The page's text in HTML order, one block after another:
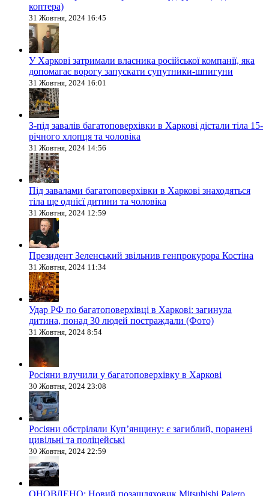
коптера)
31 Жовтня, 2024 16:45
У Харкові затримали власника російської компанії, яка
допомагає ворогу запускати супутники-шпигуни
31 Жовтня, 2024 16:01
З-під завалів багатоповерхівки в Харкові дістали тіла 15-
річного хлопця та чоловіка
31 Жовтня, 2024 14:56
Під завалами багатоповерхівки в Харкові знаходяться
тіла ще однієї дитини та чоловіка
31 Жовтня, 2024 12:59
Президент Зеленський звільнив генпрокурора Костіна
31 Жовтня, 2024 11:34
Удар РФ по багатоповерхівці в Харкові: загинула
дитина, понад 30 людей постраждали (Фото)
31 Жовтня, 2024 8:54
Росіяни влучили у багатоповерхівку в Харкові
30 Жовтня, 2024 23:08
Росіяни обстріляли Купʼянщину: є загиблий, поранені
цивільні та поліцейські
30 Жовтня, 2024 22:59